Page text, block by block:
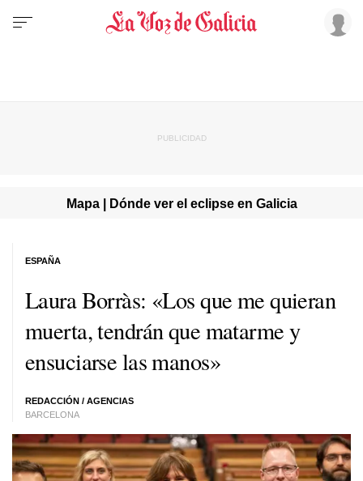
Mapa | Dónde ver el eclipse en Galicia
Laura Borràs: «Los que me quieran
muerta, tendrán que matarme y
ensuciarse las manos»
REDACCIÓN / AGENCIAS
BARCELONA
ESPAÑA